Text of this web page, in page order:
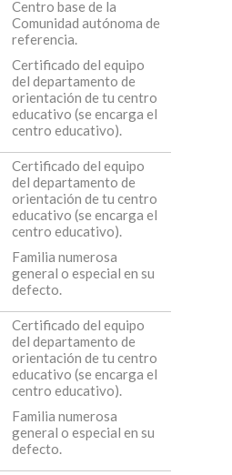
Centro base de la
Comunidad autónoma de
referencia.
Certificado del equipo
del departamento de
orientación de tu centro
educativo (se encarga el
centro educativo).
Certificado del equipo
del departamento de
orientación de tu centro
educativo (se encarga el
centro educativo).
Familia numerosa
general o especial en su
defecto.
Certificado del equipo
del departamento de
orientación de tu centro
educativo (se encarga el
centro educativo).
Familia numerosa
general o especial en su
defecto.